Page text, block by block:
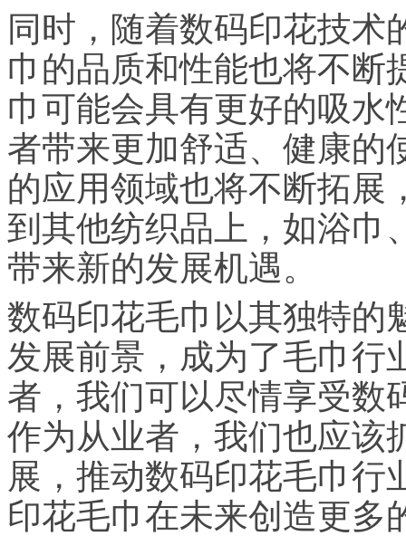
同时，随着数码印花技术
巾的品质和性能也将不断
巾可能会具有更好的吸水
者带来更加舒适、健康的
的应用领域也将不断拓展
到其他纺织品上，如浴巾
带来新的发展机遇。
数码印花毛巾以其独特的
发展前景，成为了毛巾行
者，我们可以尽情享受数
作为从业者，我们也应该
展，推动数码印花毛巾行
印花毛巾在未来创造更多